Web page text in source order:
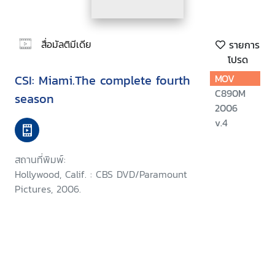
สื่อมัลติมีเดีย
รายการ
โปรด
CSI: Miami.The complete fourth
season
สถานที่พิมพ์:
Hollywood, Calif. : CBS DVD/Paramount
Pictures, 2006.
MOV
C890M
2006
v.4